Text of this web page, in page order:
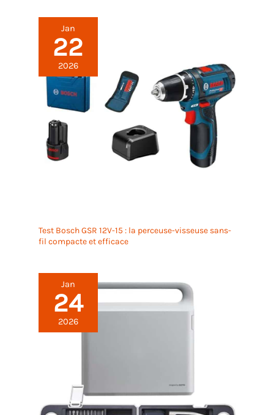
Jan
22
2026
Test Bosch GSR 12V-15 : la perceuse-visseuse sans-
fil compacte et efficace
Jan
24
2026